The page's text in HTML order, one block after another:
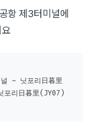
항 제3터미널에
~ 닛포리日暮里
리日暮里(JY07)